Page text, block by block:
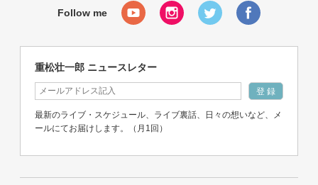
重松壮一郎 ニュースレター
最新のライブ・スケジュール、ライブ裏話、日々の想いなど、メ
ールにてお届けします。（月1回）